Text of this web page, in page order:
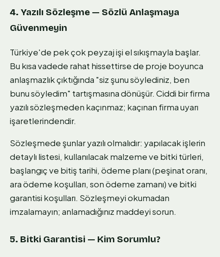
4. Yazılı Sözleşme — Sözlü Anlaşmaya
Güvenmeyin
Türkiye'de pek çok peyzaj işi el sıkışmayla başlar.
Bu kısa vadede rahat hissettirse de proje boyunca
anlaşmazlık çıktığında "siz şunu söylediniz, ben
bunu söyledim" tartışmasına dönüşür. Ciddi bir firma
yazılı sözleşmeden kaçınmaz; kaçınan firma uyarı
işaretlerindendir.
Sözleşmede şunlar yazılı olmalıdır: yapılacak işlerin
detaylı listesi, kullanılacak malzeme ve bitki türleri,
başlangıç ve bitiş tarihi, ödeme planı (peşinat oranı,
ara ödeme koşulları, son ödeme zamanı) ve bitki
garantisi koşulları. Sözleşmeyi okumadan
imzalamayın; anlamadığınız maddeyi sorun.
5. Bitki Garantisi — Kim Sorumlu?